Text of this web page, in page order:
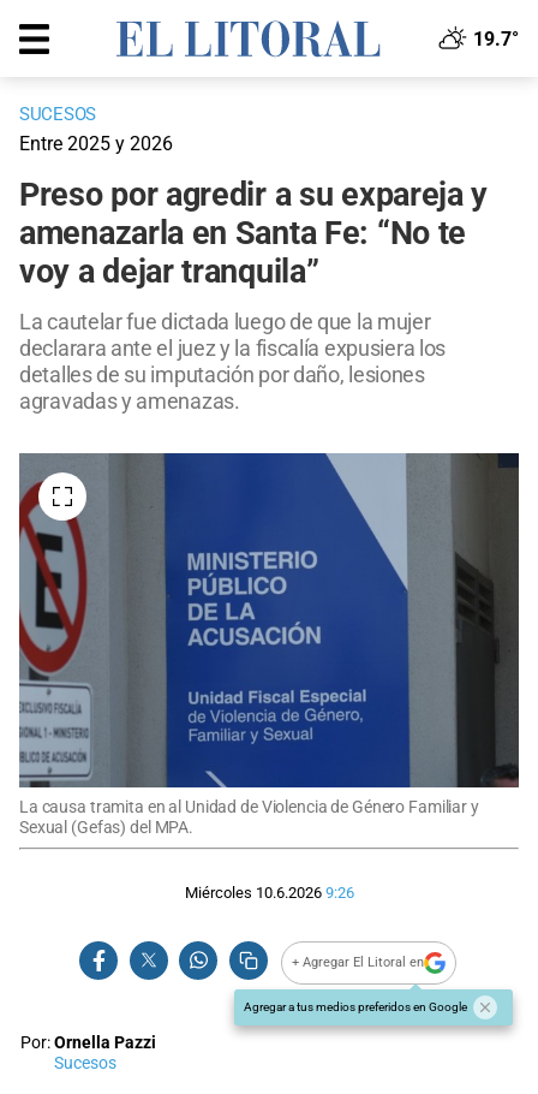
19.7°
SUCESOS
Entre 2025 y 2026
Preso por agredir a su expareja y
amenazarla en Santa Fe: “No te
voy a dejar tranquila”
La cautelar fue dictada luego de que la mujer
declarara ante el juez y la fiscalía expusiera los
detalles de su imputación por daño, lesiones
agravadas y amenazas.
La causa tramita en al Unidad de Violencia de Género Familiar y
Sexual (Gefas) del MPA.
Miércoles 10.6.2026 9:26
+ Agregar El Litoral en
Agregar a tus medios preferidos en Google
Por:Ornella Pazzi
Sucesos